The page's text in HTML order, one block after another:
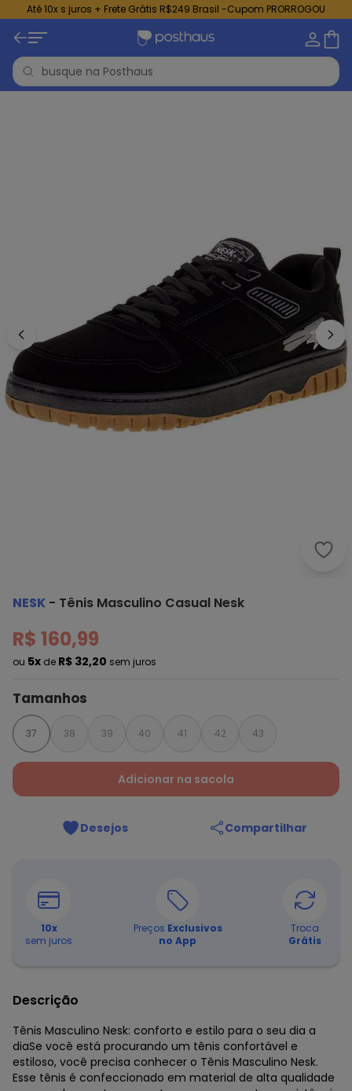
Até 10x s juros + Frete Grátis R$249 Brasil -Cupom PRORROGOU
NESK - Tênis Masculino Casual Nesk
R$ 160,99
ou 5x de R$ 32,20 sem juros
Tamanhos
37 38 39 40 41 42 43
Adicionar na sacola
Desejos Compartilhar
10x
sem juros
Preços Exclusivos
no App
Troca
Grátis
Descrição
Tênis Masculino Nesk: conforto e estilo para o seu dia a
diaSe você está procurando um tênis confortável e
estiloso, você precisa conhecer o Tênis Masculino Nesk.
Esse tênis é confeccionado em material de alta qualidade